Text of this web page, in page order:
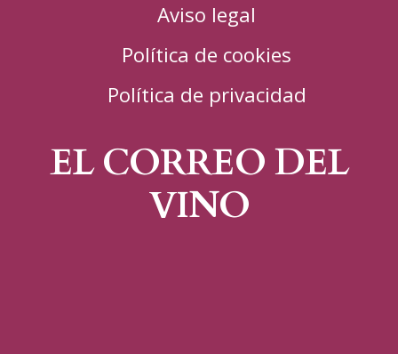
Aviso legal
Política de cookies
Política de privacidad
EL CORREO DEL
VINO